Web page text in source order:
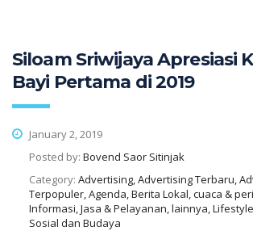
Siloam Sriwijaya Apresiasi
Bayi Pertama di 2019
January 2, 2019
Posted by: Bovend Saor Sitinjak
Category: Advertising, Advertising Terbaru,
Terpopuler, Agenda, Berita Lokal, cuaca &
Informasi, Jasa & Pelayanan, lainnya,
Sosial dan Budaya